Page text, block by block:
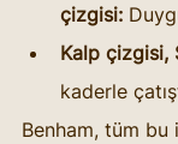
çizgisi:
Kalp çizgisi,
kaderle
Benham, tüm bu